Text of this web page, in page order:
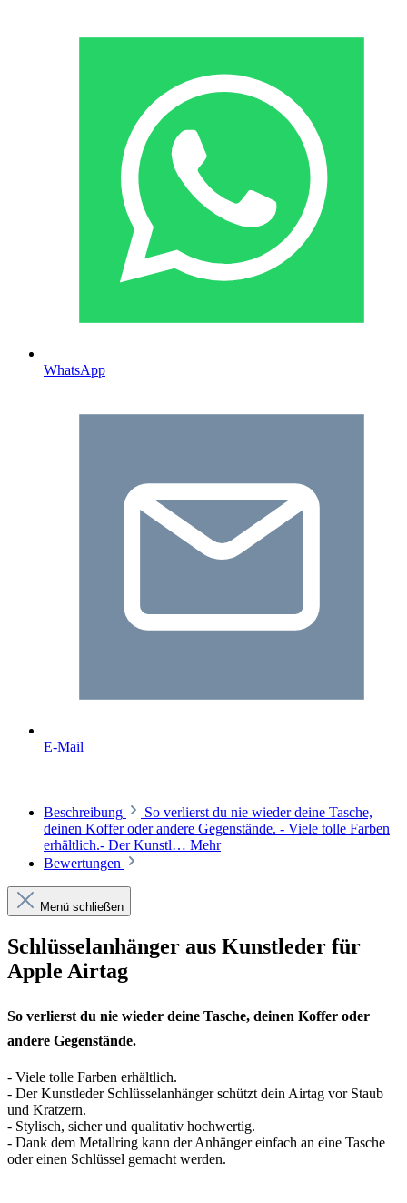
WhatsApp
E-Mail
Beschreibung
So verlierst du nie wieder deine Tasche,
deinen Koffer oder andere Gegenstände. - Viele tolle Farben
erhältlich.- Der Kunstl… Mehr
Bewertungen
Menü schließen
Schlüsselanhänger aus Kunstleder für
Apple Airtag
So verlierst du nie wieder deine Tasche, deinen Koffer oder
andere Gegenstände.
- Viele tolle Farben erhältlich.
- Der Kunstleder Schlüsselanhänger schützt dein Airtag vor Staub
und Kratzern.
- Stylisch, sicher und qualitativ hochwertig.
- Dank dem Metallring kann der Anhänger einfach an eine Tasche
oder einen Schlüssel gemacht werden.